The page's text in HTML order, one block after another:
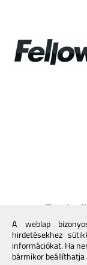
döntése
adathordozó
adattörlő
A weblap
hirdetésekhez
információkat. Ha
bármikor